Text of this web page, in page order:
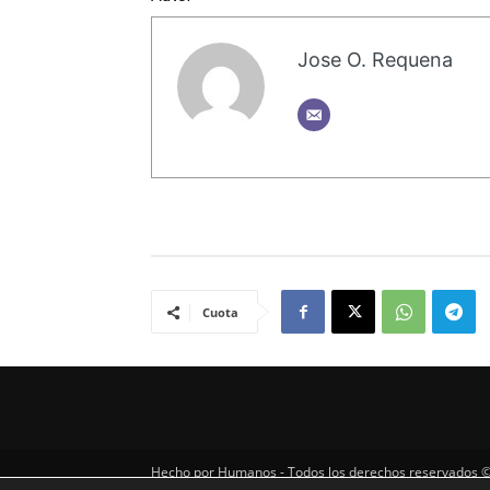
Jose O. Requena
Cuota
Hecho por Humanos - Todos los derechos reservados